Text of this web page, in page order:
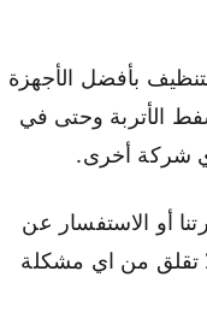
بأفضل الأجهزة
الأتربة وحتى في
شركة أخرى.
أو الاستفسار عن
تقلق من اي مشكلة